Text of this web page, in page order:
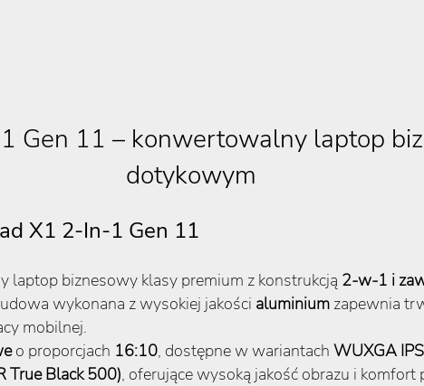
Gen 11 – konwertowalny laptop
dotykowym
X1 2-In-1 Gen 11
biznesowy klasy premium z konstrukcją 2-w-1 i
wykonana z wysokiej jakości aluminium zapewnia
mobilnej.
o proporcjach 16:10, dostępne w wariantach WUXGA
Black 500), oferujące wysoką jakość obrazu i komfort